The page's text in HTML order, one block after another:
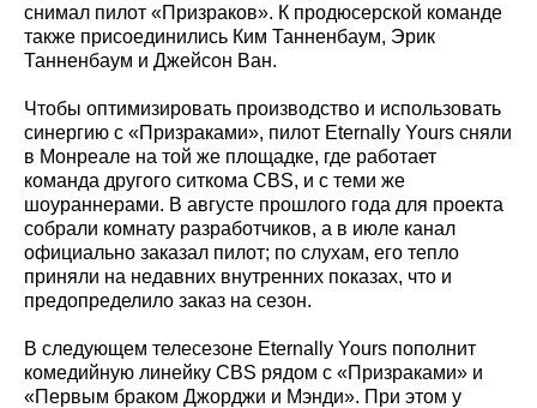
снимал пилот «Призраков». К продюсерской команде
также присоединились Ким Танненбаум, Эрик
Танненбаум и Джейсон Ван.
Чтобы оптимизировать производство и использовать
синергию с «Призраками», пилот Eternally Yours сняли
в Монреале на той же площадке, где работает
команда другого ситкома CBS, и с теми же
шоураннерами. В августе прошлого года для проекта
собрали комнату разработчиков, а в июле канал
официально заказал пилот; по слухам, его тепло
приняли на недавних внутренних показах, что и
предопределило заказ на сезон.
В следующем телесезоне Eternally Yours пополнит
комедийную линейку CBS рядом с «Призраками» и
«Первым браком Джорджи и Мэнди». При этом у